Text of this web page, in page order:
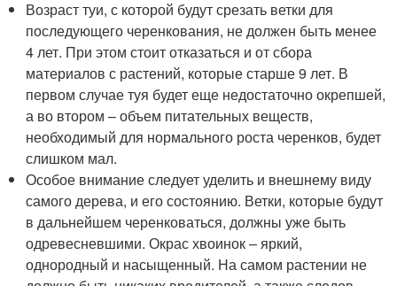
Возраст туи, с которой будут срезать ветки для
последующего черенкования, не должен быть менее
4 лет. При этом стоит отказаться и от сбора
материалов с растений, которые старше 9 лет. В
первом случае туя будет еще недостаточно окрепшей,
а во втором – объем питательных веществ,
необходимый для нормального роста черенков, будет
слишком мал.
Особое внимание следует уделить и внешнему виду
самого дерева, и его состоянию. Ветки, которые будут
в дальнейшем черенковаться, должны уже быть
одревесневшими. Окрас хвоинок – яркий,
однородный и насыщенный. На самом растении не